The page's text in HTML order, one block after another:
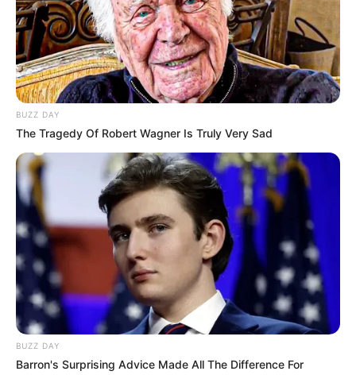
kijózanodása lesz.
BUZZ DAY
The Tragedy Of Robert Wagner Is Truly Very Sad
BUZZ DAY
Barron's Surprising Advice Made All The Difference For